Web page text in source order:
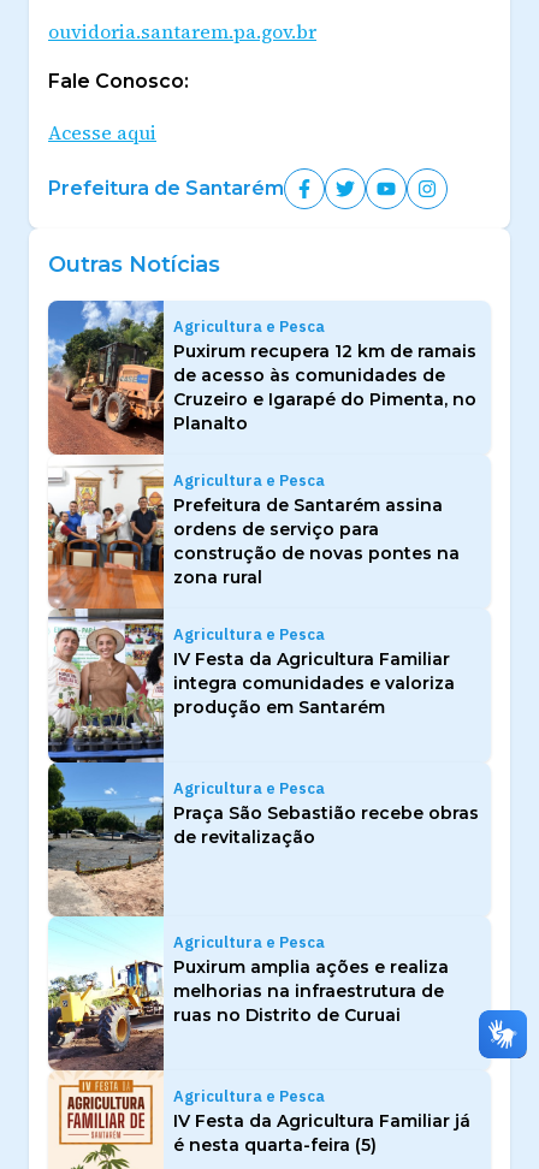
ouvidoria.santarem.pa.gov.br
Fale Conosco:
Acesse aqui
Prefeitura de Santarém
Outras Notícias
Agricultura e Pesca
Puxirum recupera 12 km de ramais
de acesso às comunidades de
Cruzeiro e Igarapé do Pimenta, no
Planalto
Agricultura e Pesca
Prefeitura de Santarém assina
ordens de serviço para
construção de novas pontes na
zona rural
Agricultura e Pesca
IV Festa da Agricultura Familiar
integra comunidades e valoriza
produção em Santarém
Agricultura e Pesca
Praça São Sebastião recebe obras
de revitalização
Agricultura e Pesca
Puxirum amplia ações e realiza
melhorias na infraestrutura de
ruas no Distrito de Curuai
Agricultura e Pesca
IV Festa da Agricultura Familiar já
é nesta quarta-feira (5)